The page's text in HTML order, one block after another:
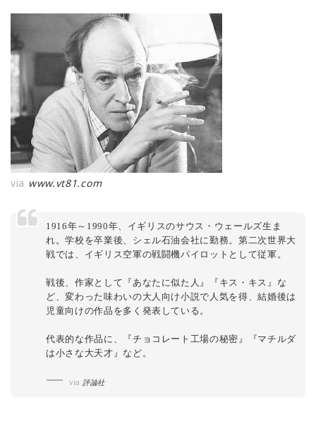
via www.vt81.com
1916年～1990年、イギリスのサウス・ウェールズ生ま
れ。学校を卒業後、シェル石油会社に勤務。第二次世界大
戦では、イギリス空軍の戦闘機パイロットとして従軍。
戦後、作家として『あなたに似た人』『キス・キス』な
ど、変わった味わいの大人向け小説で人気を得、結婚後は
児童向けの作品を多く発表している。
代表的な作品に、『チョコレート工場の秘密』『マチルダ
は小さな大天才』など。
via評論社